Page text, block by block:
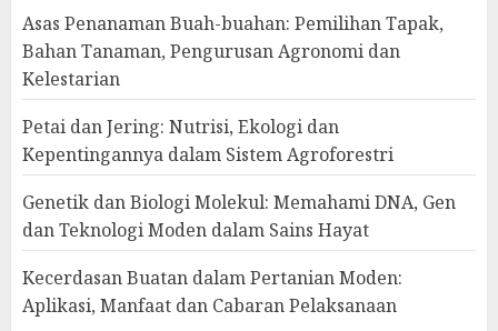
Asas Penanaman Buah-buahan: Pemilihan Tapak,
Bahan Tanaman, Pengurusan Agronomi dan
Kelestarian
Petai dan Jering: Nutrisi, Ekologi dan
Kepentingannya dalam Sistem Agroforestri
Genetik dan Biologi Molekul: Memahami DNA, Gen
dan Teknologi Moden dalam Sains Hayat
Kecerdasan Buatan dalam Pertanian Moden:
Aplikasi, Manfaat dan Cabaran Pelaksanaan